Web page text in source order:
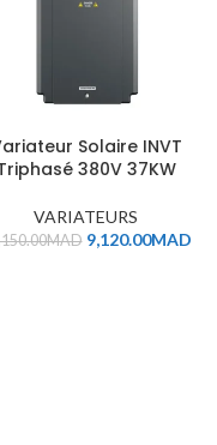
Solaire INVT
380V 37KW
VARIATEURS
MAD 9,120.00MAD